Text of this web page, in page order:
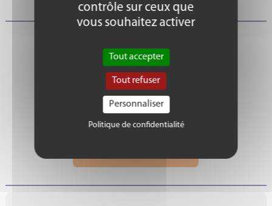
contrôle sur ceux que
vous souhaitez activer
Tout accepter
Tout refuser
Personnaliser
Politique de confidentialité
ACTUALITÉS